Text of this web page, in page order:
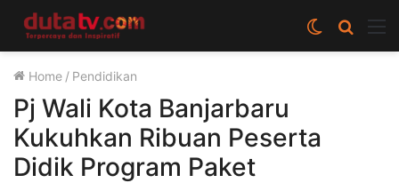
Cari
berita
Switch
skin
Home / Pendidikan
Pj Wali Kota Banjarbaru
Kukuhkan Ribuan Peserta
Didik Program Paket